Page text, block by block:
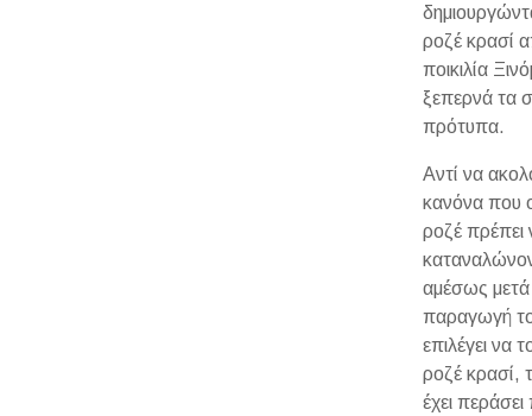
ροζέ κρασί
ποικιλία
ξεπερνά τα
πρότυπα.
Αντί να
κανόνα που
ροζέ πρέπει
αμέσως μετά
παραγωγή
επιλέγει να
ροζέ κρασί,
έχει